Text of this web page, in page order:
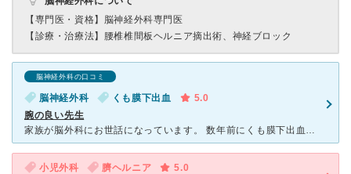
【専門医・資格】 脳神経外科専門医
【診療・治療法】
腰椎椎間板ヘルニア摘出術、神経ブロック
脳神経外科の口コミ
脳神経外科 くも膜下出血
5.0
腕の良い先生
家族が脳外科にお世話になっています。 数年前にくも膜下出血で救急搬送され手術していただきましたが、無事に後遺症なく過ごせています。 今も定期的に通い、画像を撮って確認していただいています。 先生
小児外科 臍ヘルニア
5.0